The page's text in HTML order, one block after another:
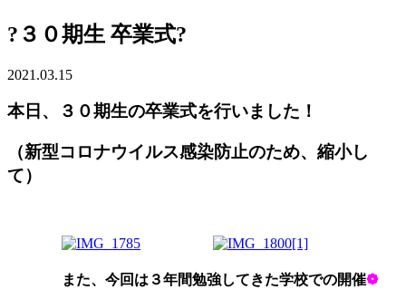
?３０期生 卒業式?
2021.03.15
本日、３０期生の卒業式を行いました！
（新型コロナウイルス感染防止のため、縮小し
て）
また、今回は３年間勉強してきた学校での開催❁